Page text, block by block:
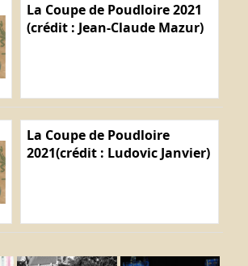
La Coupe de Poudloire 2021
(crédit : Jean-Claude Mazur)
La Coupe de Poudloire
2021(crédit : Ludovic Janvier)